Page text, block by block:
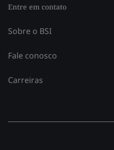
Entre em contato
Sobre o BSI
Fale conosco
Carreiras